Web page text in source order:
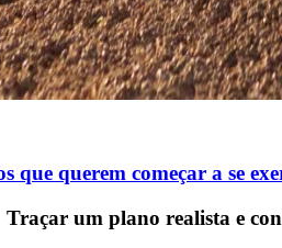
que querem começar a se
Traçar um plano realista e